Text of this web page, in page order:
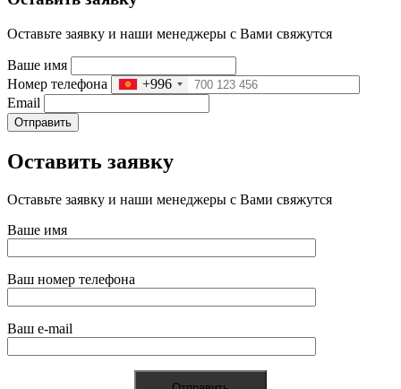
Оставьте заявку и наши менеджеры с Вами свяжутся
Ваше имя
Номер телефона
+996
Email
Отправить
Оставить заявку
Оставьте заявку и наши менеджеры с Вами свяжутся
Ваше имя
Ваш номер телефона
Ваш e-mail